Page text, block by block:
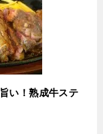
い！熟成牛ステ